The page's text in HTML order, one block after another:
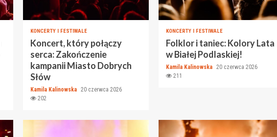
KONCERTY I FESTIWALE
Koncert, który połączy
serca: Zakończenie
kampanii Miasto Dobrych
Słów
Kamila Kalinowska 20 czerwca 2026
202
KONCERTY I FESTIWALE
Folklor i taniec: Kolory Lata
w Białej Podlaskiej!
Kamila Kalinowska 20 czerwca 2026
211